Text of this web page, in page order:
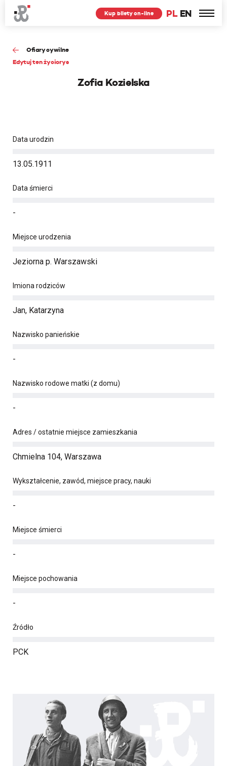
PL EN
Kup bilety on-line
Ofiary cywilne
Edytuj ten życiorys
Zofia Kozielska
Data urodzin
13.05.1911
Data śmierci
-
Miejsce urodzenia
Jeziorna p. Warszawski
Imiona rodziców
Jan, Katarzyna
Nazwisko panieńskie
-
Nazwisko rodowe matki (z domu)
-
Adres / ostatnie miejsce zamieszkania
Chmielna 104, Warszawa
Wykształcenie, zawód, miejsce pracy, nauki
-
Miejsce śmierci
-
Miejsce pochowania
-
Źródło
PCK